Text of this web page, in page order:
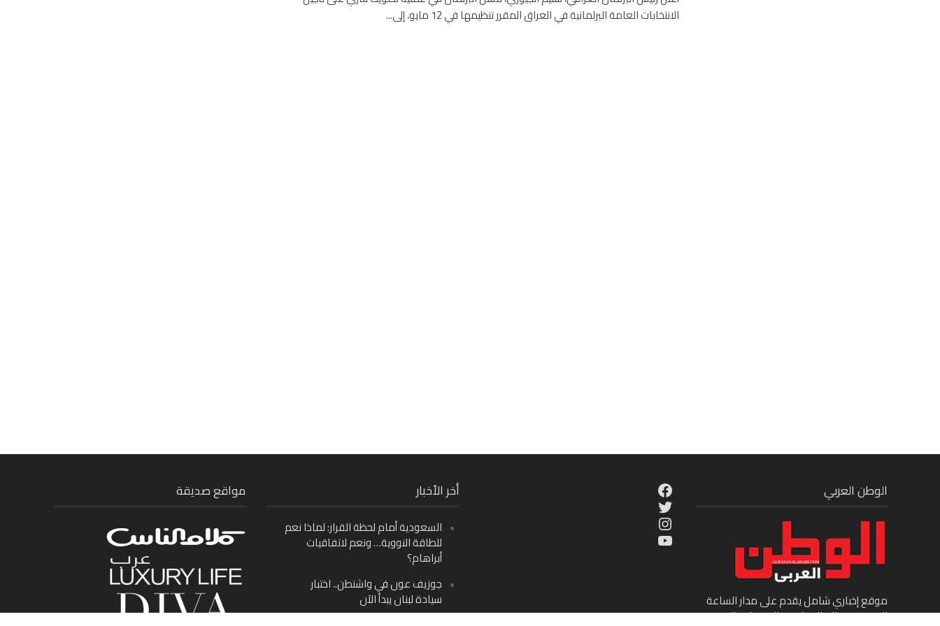
الانتخابات العامة البرلمانية في العراق المقرر تنظيمها في 12 مايو، إلى...
مواقع صديقة أخر الأخبار
السعودية أمام لحظة القرار: لماذا نعم
للطاقة النووية… ونعم لاتفاقيات
أبراهام؟
جوزيف عون في واشنطن.. اختبار
سيادة لبنان يبدأ الآن
Facebook
Twitter
Instagram
YouTube
الوطن العربي
موقع إخباري شامل يقدم على مدار الساعة
الجديد في عالم السياسة والاقتصاد والفن